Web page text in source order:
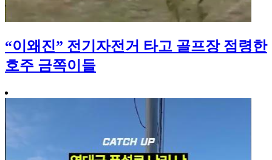
“이왜진” 전기자전거 타고 골프장 점령한
호주 금쪽이들